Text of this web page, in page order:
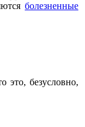
болезненные
безусловно,